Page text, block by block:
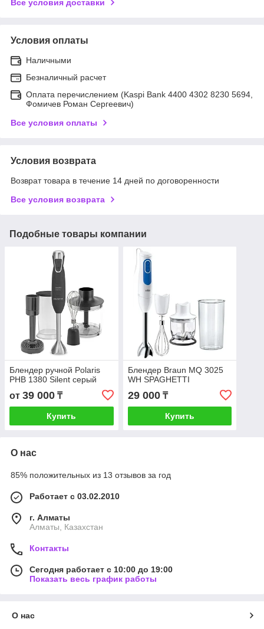
Все условия доставки
Условия оплаты
Наличными
Безналичный расчет
Оплата перечислением (Kaspi Bank 4400 4302 8230 5694,
Фомичев Роман Сергеевич)
Все условия оплаты
Условия возврата
Возврат товара в течение 14 дней по договоренности
Все условия возврата
Подобные товары компании
Блендер ручной Polaris
PHB 1380 Silent серый
от 39 000 ₸
Купить
Блендер Braun MQ 3025
WH SPAGHETTI
29 000₸
Купить
О нас
85% положительных из 13 отзывов за год
Работает с 03.02.2010
г. Алматы
Алматы, Казахстан
Контакты
Сегодня работает с 10:00 до 19:00
Показать весь график работы
О нас